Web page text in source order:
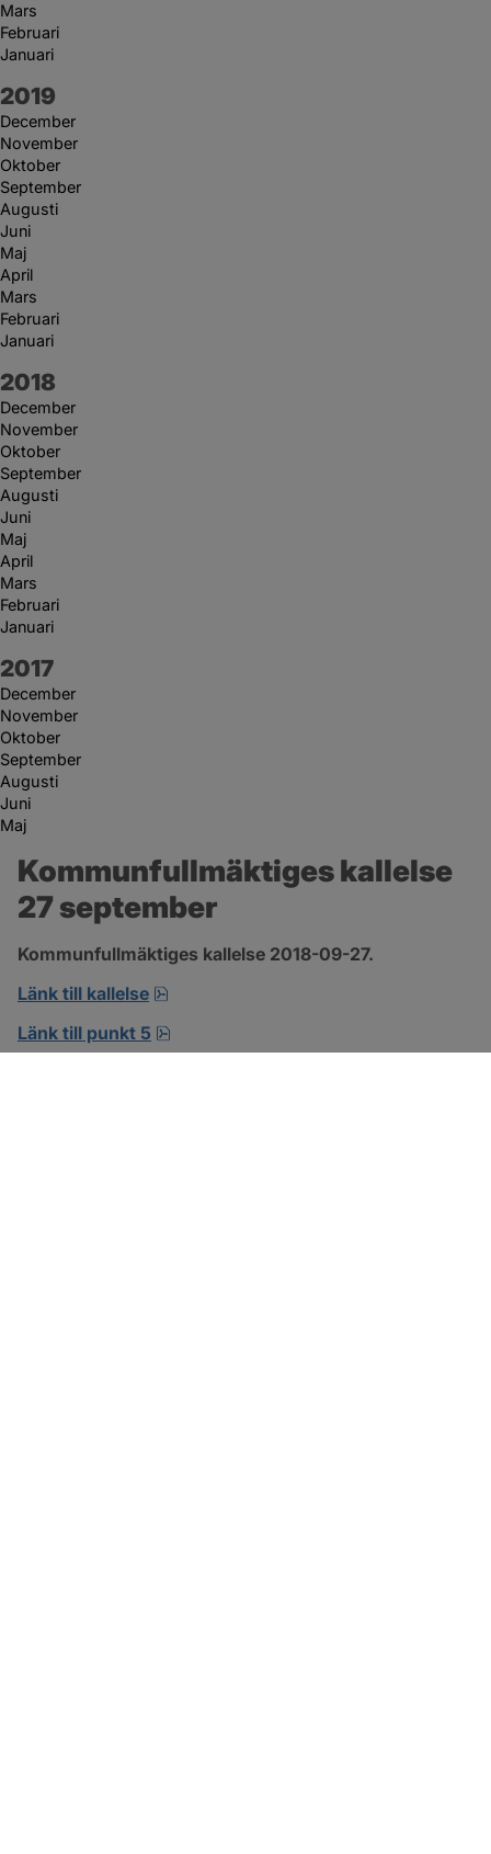
Mars
Februari
Januari
År:
2019
December
November
Oktober
September
Augusti
Juni
Maj
April
Mars
Februari
Januari
År:
2018
December
November
Oktober
September
Augusti
Juni
Maj
April
Mars
Februari
Januari
År:
2017
December
November
Oktober
September
Augusti
Juni
Maj
Kommunfullmäktiges kallelse
27 september
Kommunfullmäktiges kallelse 2018-09-27.
Länk till kallelse
Länk till punkt 5